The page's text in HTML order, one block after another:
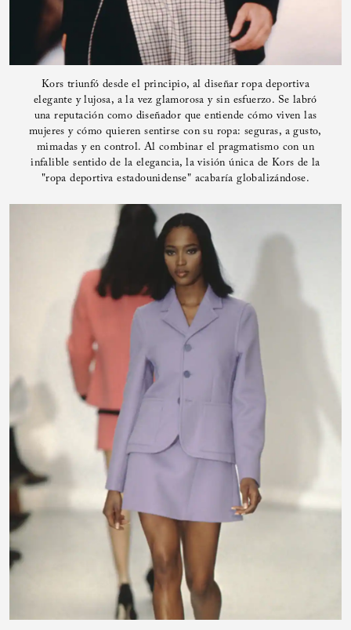
Kors triunfó desde el principio, al diseñar ropa deportiva
elegante y lujosa, a la vez glamorosa y sin esfuerzo. Se labró
una reputación como diseñador que entiende cómo viven las
mujeres y cómo quieren sentirse con su ropa: seguras, a gusto,
mimadas y en control. Al combinar el pragmatismo con un
infalible sentido de la elegancia, la visión única de Kors de la
"ropa deportiva estadounidense" acabaría globalizándose.